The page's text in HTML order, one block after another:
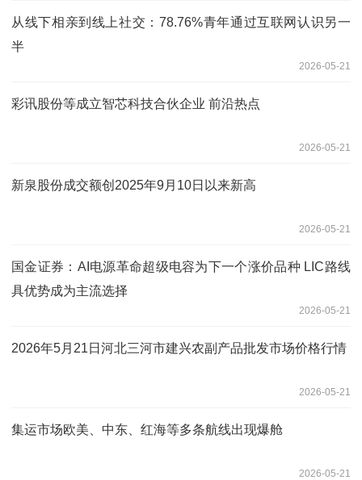
从线下相亲到线上社交：78.76%青年通过互联网认识另一
半
2026-05-21
彩讯股份等成立智芯科技合伙企业 前沿热点
2026-05-21
新泉股份成交额创2025年9月10日以来新高
2026-05-21
国金证券：AI电源革命超级电容为下一个涨价品种 LIC路线
具优势成为主流选择
2026-05-21
2026年5月21日河北三河市建兴农副产品批发市场价格行情
2026-05-21
集运市场欧美、中东、红海等多条航线出现爆舱
2026-05-21